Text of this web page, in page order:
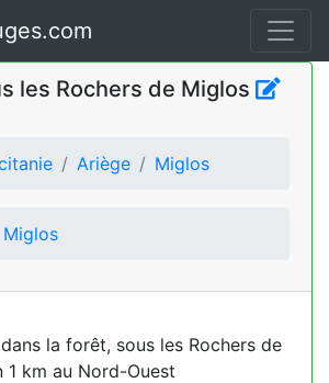
les Rochers de Miglos
Ariège Miglos
Miglos
la forêt, sous les Rochers de
1 km au Nord-Ouest